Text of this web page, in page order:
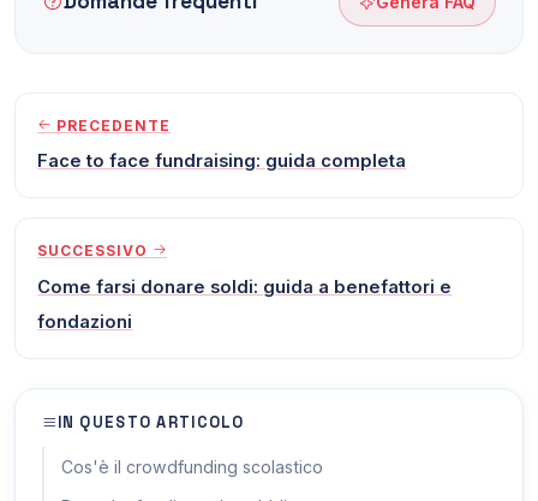
PRECEDENTE
Face to face fundraising: guida completa
SUCCESSIVO
Come farsi donare soldi: guida a benefattori e
fondazioni
IN QUESTO ARTICOLO
Cos'è il crowdfunding scolastico